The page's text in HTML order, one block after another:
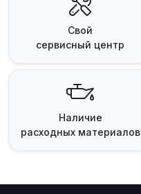
Свой
сервисный центр
Наличие
расходных материалов